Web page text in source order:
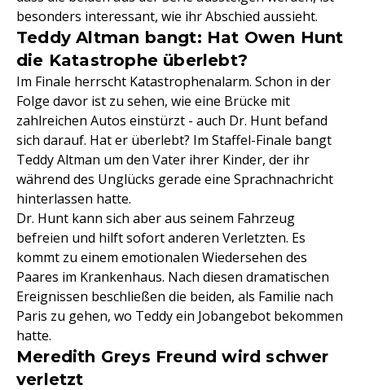
besonders interessant, wie ihr Abschied aussieht.
Teddy Altman bangt: Hat Owen Hunt
die Katastrophe überlebt?
Im Finale herrscht Katastrophenalarm. Schon in der
Folge davor ist zu sehen, wie eine Brücke mit
zahlreichen Autos einstürzt - auch Dr. Hunt befand
sich darauf. Hat er überlebt? Im Staffel-Finale bangt
Teddy Altman um den Vater ihrer Kinder, der ihr
während des Unglücks gerade eine Sprachnachricht
hinterlassen hatte.
Dr. Hunt kann sich aber aus seinem Fahrzeug
befreien und hilft sofort anderen Verletzten. Es
kommt zu einem emotionalen Wiedersehen des
Paares im Krankenhaus. Nach diesen dramatischen
Ereignissen beschließen die beiden, als Familie nach
Paris zu gehen, wo Teddy ein Jobangebot bekommen
hatte.
Meredith Greys Freund wird schwer
verletzt